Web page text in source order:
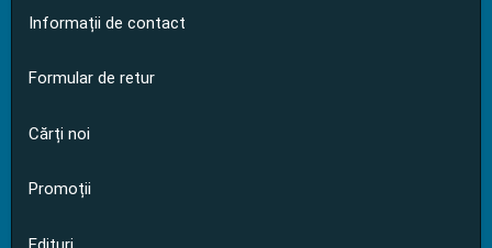
Informații de contact
Formular de retur
Cărți noi
Promoții